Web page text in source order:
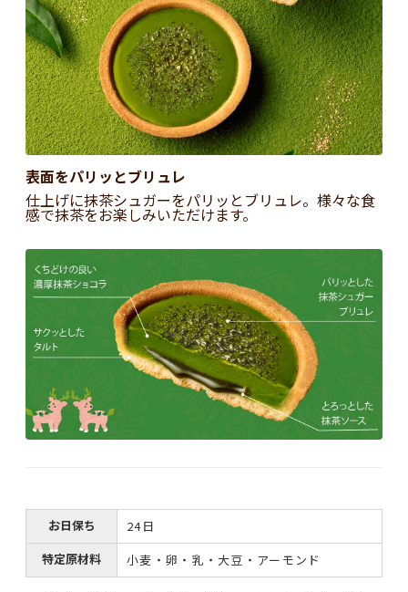
表面をパリッとブリュレ
仕上げに抹茶シュガーをパリッとブリュレ。様々な食
感で抹茶をお楽しみいただけます。
お日保ち
24日
特定原材料
小麦・卵・乳・大豆・アーモンド